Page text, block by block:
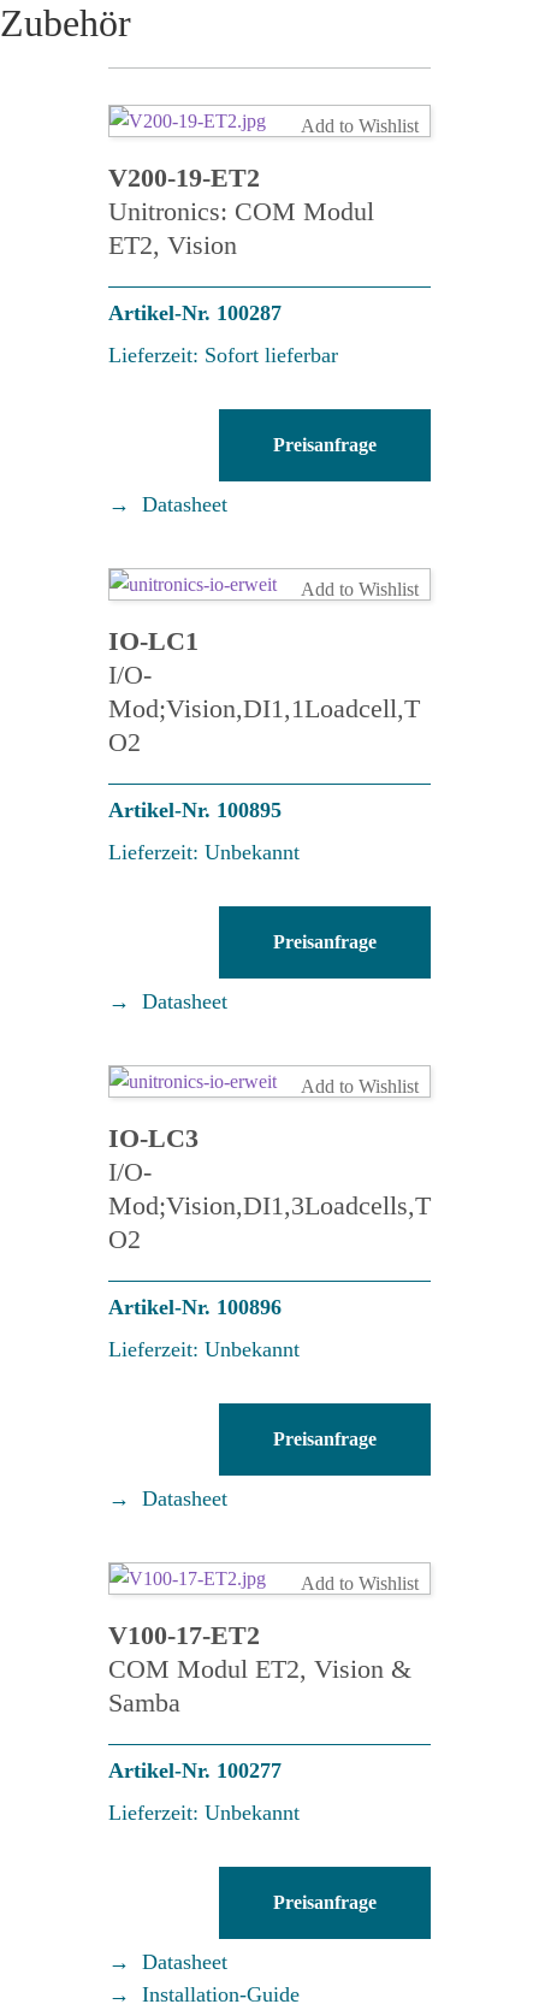
Zubehör
Add to Wishlist
V200-19-ET2
Unitronics: COM Modul
ET2, Vision
Artikel-Nr. 100287
Lieferzeit: Sofort lieferbar
ET2
Menge
Preisanfrage
Datasheet
Add to Wishlist
IO-LC1
I/O-
Mod;Vision,DI1,1Loadcell,T
O2
Artikel-Nr. 100895
Lieferzeit: Unbekannt
Menge
Preisanfrage
Datasheet
Add to Wishlist
IO-LC3
I/O-
Mod;Vision,DI1,3Loadcells,T
O2
Artikel-Nr. 100896
Lieferzeit: Unbekannt
Menge
Preisanfrage
Datasheet
Add to Wishlist
V100-17-ET2
COM Modul ET2, Vision &
Samba
Artikel-Nr. 100277
Lieferzeit: Unbekannt
ET2
Menge
Preisanfrage
Datasheet
Installation-Guide